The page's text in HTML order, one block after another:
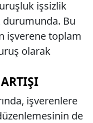
işsizlik
durumunda. Bu
işverene toplam
olarak
işverenlere
de